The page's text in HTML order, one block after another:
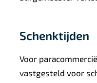
Schenktijden
Voor
vastgesteld voor